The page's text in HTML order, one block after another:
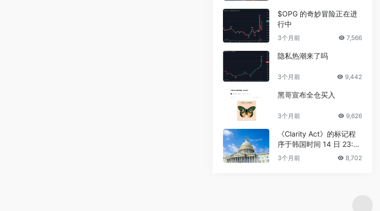
$OPG 的奇妙冒险正在进
行中
3个月前 7,566
隐私热潮来了吗
3个月前 9,442
黑哥宣布全仓买入
3个月前 9,626
《Clarity Act》的标记程
序于韩国时间 14 日 23:3
0 进行
3个月前 8,702